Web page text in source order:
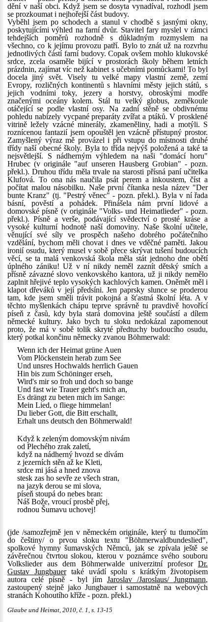
dění v naší obci. Když jsem se dosyta vynadíval, rozhodl jsem
se prozkoumat i nejhořejší část budovy.
Vyběhl jsem po schodech a stanul v chodbě s jasnými okny,
poskytujícími výhled na farní dvůr. Stavitel fary myslel v rámci
tehdejších poměrů rozhodně s důkladným rozmyslem na
všechno, co k jejímu provozu patří. Bylo to znát už na rozvrhu
jednotlivých částí farní budovy. Copak ovšem mohlo klukovské
srdce, zcela osaměle bijící v prostorách školy během letních
prázdnin, zajímat víc než kabinet s učebními pomůckami! To byl
docela jiný svět. Visely tu velké mapy vlastní země, zemí
Evropy, rozličných kontinentů s hlavními městy jejich států, s
jejich vodními toky, jezery a horstvy, obroskými modře
značenými oceány kolem. Stál tu velký globus, zeměkoule
otáčející se podle vlastní osy. Na zadní stěně se obdivnému
pohledu nabízely vycpané preparáty zvířat a ptáků. V prosklené
vitrině ležely vzácné minerály, zkameněliny, hadi a motýli. S
roznícenou fantazií jsem opouštěl jen vzácně přístupný prostor.
Zamyšlený výraz mě provázel i při vstupu do místnosti druhé
třídy naší obecné školy. Byla to třída nejvýš položená a také ta
nejsvětlejší. S nádherným výhledem na naši "domácí horu"
Hrubec (v originále "auf unseren Hausberg Grobian" - pozn.
překl.). Druhou třídu měla trvale na starosti přísná paní učitelka
Klufová. To ona nás naučila psát perem a inkoustem, číst a
počítat malou násobilku. Naše první čítanka nesla název "Der
bunte Kranz" (tj. "Pestrý věnec" - pozn. překl.). Byla v ní řada
básní, pověstí a pohádek. Přinášela nám první lidové a
domovské písně (v originále "Volks- und Heimatlieder" - pozn.
překl.). Písně a verše, podávající svědectví o prosté kráse a
vysoké kulturní hodnotě naší domoviny. Naše školní učitele,
věnující své síly ve prospěch našeho dobrého počátečního
vzdělání, bychom měli chovat i dnes ve vděčné paměti. Jakou
ironií osudu, který musel v sobě přece skrývat tušení budoucích
věcí, se ta malá venkovská škola měla stát jednoho dne obětí
úplného zániku! Už v ní nikdy neměl zaznít dětský smích a
přísně závazné slovo venkovského kantora, už ji nikdy nemělo
zaplnit hřejivé teplo vysokých kachlových kamen. Oněmět měl i
klapot dřeváků v její předsíni. Jen paprsky slunce se proderou
tam, kde jsem směli trávit pokojná a šťastná školní léta. A v
těchto myšlenkách chápu teprve správně tu pravdivě hovořící
píseň z časů, kdy byla stará domovina ještě součástí a dílem
německé kultury. Jako bych tu sloku nedokázal zapomenout
proto, že má v sobě tolik skryté předtuchy budoucího osudu,
který potkal končinu německy zvanou Böhmerwald:
Wenn ich der Heimat grüne Auen
Vom Plöckenstein herab zum See
Und unsres Hochwalds herrlich Gauen
Hin bis zum Schöninger erseh,
Wird's mir so froh und doch so bange
Und fast wie Trauer geht's mich an,
Es drängt zu beten mich im Sange:
Mein Lied, o fliege himmelan!
Du lieber Gott, die Bitt erschallt,
Erhalt uns deutsch den Böhmerwald!
Když k zeleným domovským nivám
od Plechého zrak zaletí,
když na nádherný hvozd se dívám
z jezerních stěn až ke Kleti,
srdce mi jásá a hned znova
stesk zas ho sevře ze všech stran,
na jazyk derou se mi slova,
píseň stoupá do nebes bran:
Náš Bože, vroucí prosbě přej,
rodnou Šumavu uchovej!
(jde /samozřejmě jen v německém originále, který tu tlumočím
do češtiny/ o prvou sloku textu "Böhmerwaldbundeslied",
spolkové hymny šumavských Němců, jak se zpívala ještě se
závěrečnou čtvrtou slokou, kterou v poznámce svého souboru
Volkslieder aus dem Böhmerwalde univerzitní profesor Dr.
Gustav Jungbauertaké uvádí spolu s krátkým životopisem
autora celé písně - byl jím Jaroslav /Jaroslaus/ Jungmann,
zastoupený stejně jako Jungbauer i samostatně na webových
stranách Kohoutího kříže - pozn. překl.)
Glaube und Heimat, 2010, č. 1, s. 13-15